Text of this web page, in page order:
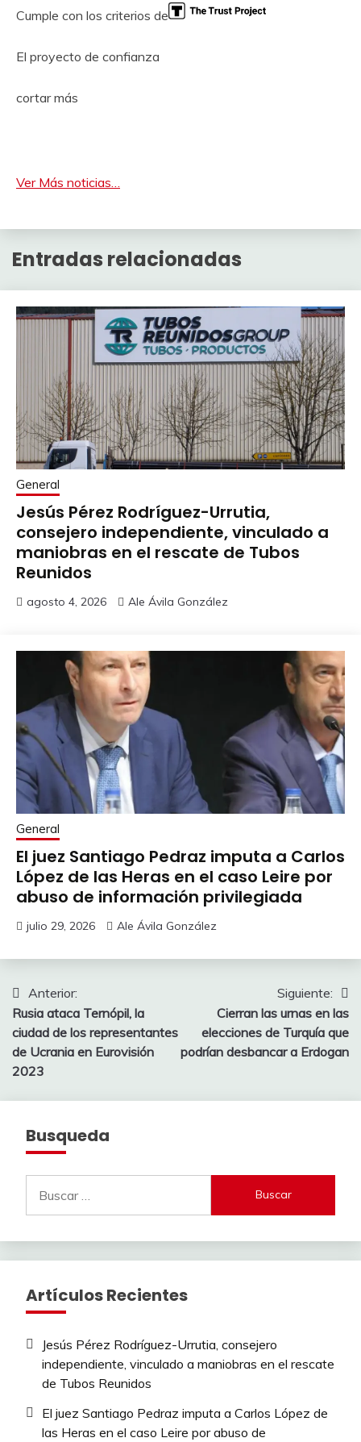
Cumple con los criterios de
El proyecto de confianza
cortar más
Ver Más noticias…
Entradas relacionadas
General
Jesús Pérez Rodríguez-Urrutia,
consejero independiente, vinculado a
maniobras en el rescate de Tubos
Reunidos
agosto 4, 2026 Ale Ávila González
General
El juez Santiago Pedraz imputa a Carlos
López de las Heras en el caso Leire por
abuso de información privilegiada
julio 29, 2026 Ale Ávila González
Navegación
de
entradas
Anterior:
Rusia ataca Ternópil, la
ciudad de los representantes
de Ucrania en Eurovisión
2023
Siguiente:
Cierran las urnas en las
elecciones de Turquía que
podrían desbancar a Erdogan
Busqueda
Artículos Recientes
Jesús Pérez Rodríguez-Urrutia, consejero
independiente, vinculado a maniobras en el rescate
de Tubos Reunidos
El juez Santiago Pedraz imputa a Carlos López de
las Heras en el caso Leire por abuso de